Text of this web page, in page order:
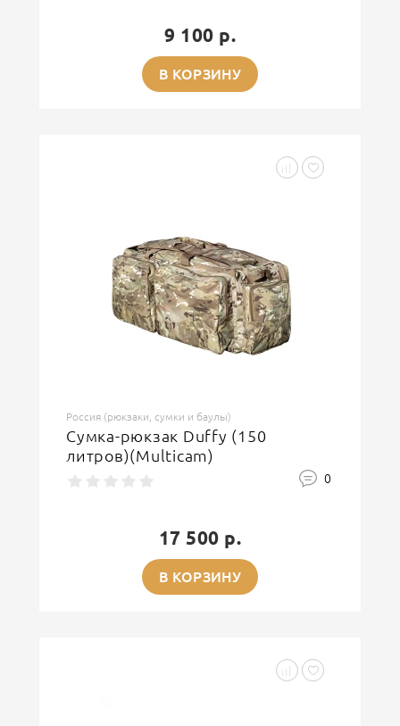
9 100 р.
В КОРЗИНУ
Россия (рюкзаки, сумки и баулы)
Сумка-рюкзак Duffy (150
литров)(Multicam)
0
17 500 р.
В КОРЗИНУ